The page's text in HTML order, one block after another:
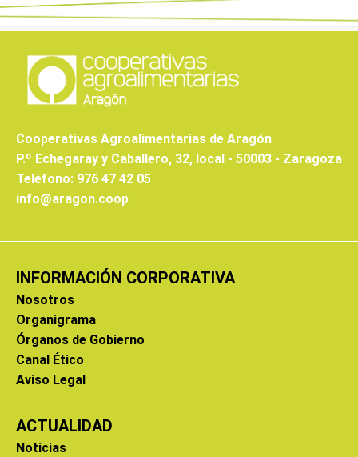
Cooperativas Agroalimentarias de Aragón
P.º Echegaray y Caballero, 32, local - 50003 - Zaragoza
Teléfono: 976 47 42 05
info@aragon.coop
INFORMACIÓN CORPORATIVA
Nosotros
Organigrama
Órganos de Gobierno
Canal Ético
Aviso Legal
ACTUALIDAD
Noticias